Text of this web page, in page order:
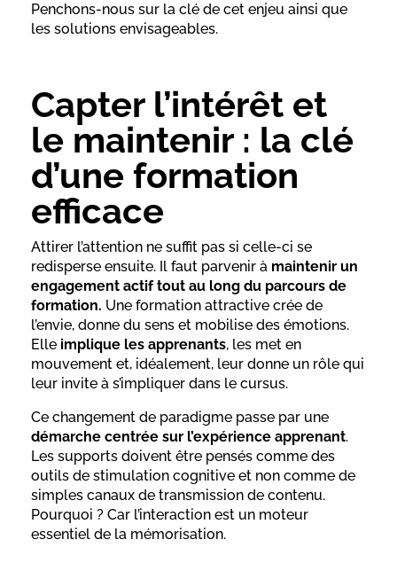
Penchons-nous sur la clé de cet enjeu ainsi que
les solutions envisageables.
Capter l’intérêt et
le maintenir : la clé
d’une formation
efficace
Attirer l’attention ne suffit pas si celle-ci se
redisperse ensuite. Il faut parvenir à maintenir un
engagement actif tout au long du parcours de
formation. Une formation attractive crée de
l’envie, donne du sens et mobilise des émotions.
Elle implique les apprenants, les met en
mouvement et, idéalement, leur donne un rôle qui
leur invite à s’impliquer dans le cursus.
Ce changement de paradigme passe par une
démarche centrée sur l’expérience apprenant.
Les supports doivent être pensés comme des
outils de stimulation cognitive et non comme de
simples canaux de transmission de contenu.
Pourquoi ? Car l’interaction est un moteur
essentiel de la mémorisation.